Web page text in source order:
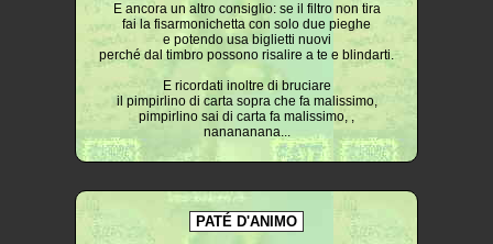
E ancora un altro consiglio: se il filtro non tira
fai la fisarmonichetta con solo due pieghe
e potendo usa biglietti nuovi
perché dal timbro possono risalire a te e blindarti.
E ricordati inoltre di bruciare
il pimpirlino di carta sopra che fa malissimo,
pimpirlino sai di carta fa malissimo, ,
nanananana...
PATÉ D'ANIMO